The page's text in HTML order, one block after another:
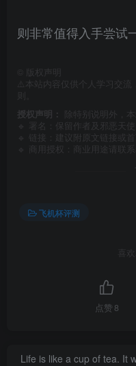
则非常值得入手尝试
版权声明
⚠️本站内容仅供个人学习交
授权声明：
除特别说明外，
🔹 署名：保留作者及 邪恶天使
🔹 链接：建议附原文链接或首
🔹 商用授权：商业用途请联
飞机杯评测
喜
点赞 8
Life is like a cup of tea. It